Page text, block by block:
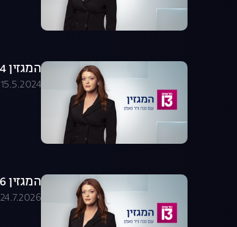
המגזין 10.05.24 – התכנית המלאה
15.5.2024
המגזין 24.07.26 - התכנית המלאה
24.7.2026